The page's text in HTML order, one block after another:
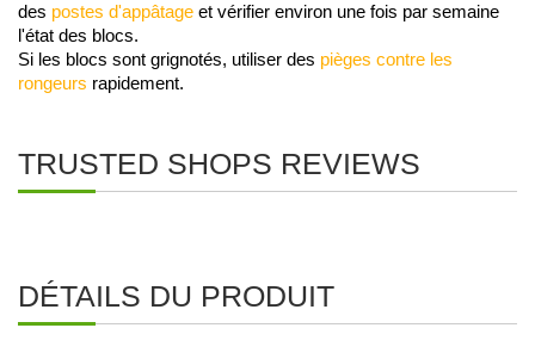
des postes d'appâtage et vérifier environ une fois par semaine
l'état des blocs.
Si les blocs sont grignotés, utiliser des pièges contre les
rongeurs rapidement.
TRUSTED SHOPS REVIEWS
DÉTAILS DU PRODUIT